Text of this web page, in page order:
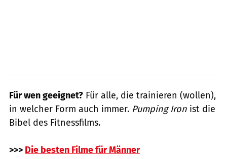
Für wen geeignet? Für alle, die trainieren (wollen),
in welcher Form auch immer. Pumping Iron ist die
Bibel des Fitnessfilms.
>>> Die besten Filme für Männer